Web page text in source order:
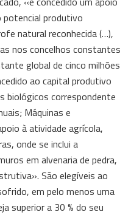
produtivo
natural reconhecida (…),
nos concelhos constantes
global de cinco milhões
ao capital produtivo
correspondente
Máquinas e
à atividade agrícola,
onde se inclui a
em alvenaria de pedra,
São elegíveis ao
em pelo menos uma
superior a 30 % do seu